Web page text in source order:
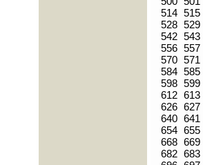
514 515
528 529
542 543
556 557
570 571
584 585
598 599
612 613
626 627
640 641
654 655
668 669
682 683